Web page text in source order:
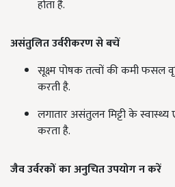
होता है.
असंतुलित उर्वरीकरण से बचें
सूक्ष्म पोषक तत्वों की कमी फसल
करती है.
लगातार असंतुलन मिट्टी के
करता है.
जैव उर्वरकों का अनुचित उपयोग न करें